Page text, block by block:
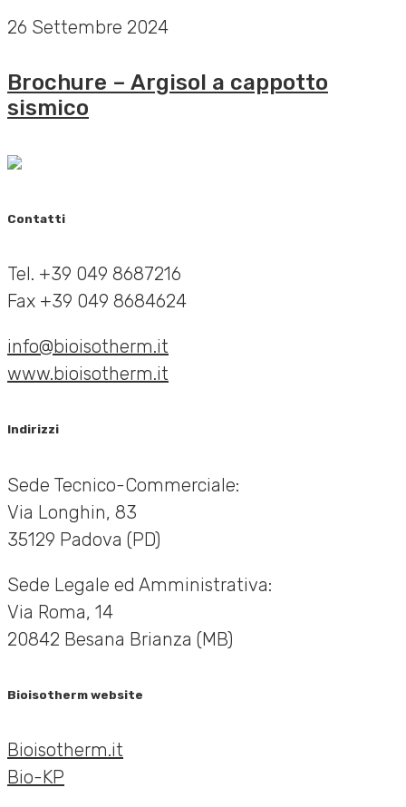
26 Settembre 2024
Brochure – Argisol a cappotto
sismico
Contatti
Tel. +39 049 8687216
Fax +39 049 8684624
info@bioisotherm.it
www.bioisotherm.it
Indirizzi
Sede Tecnico-Commerciale:
Via Longhin, 83
35129 Padova (PD)
Sede Legale ed Amministrativa:
Via Roma, 14
20842 Besana Brianza (MB)
Bioisotherm website
Bioisotherm.it
Bio-KP